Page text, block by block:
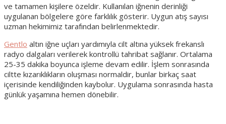
ve tamamen kişilere özeldir. Kullanılan iğnenin derinliği
uygulanan bölgelere göre farklılık gösterir. Uygun atış sayısı
uzman hekimimiz tarafından belirlenmektedir.
Gentlo altın iğne uçları yardımıyla cilt altına yüksek frekanslı
radyo dalgaları verilerek kontrollü tahribat sağlanır. Ortalama
25-35 dakika boyunca işleme devam edilir. İşlem sonrasında
ciltte kızarıklıkların oluşması normaldir, bunlar birkaç saat
içerisinde kendiliğinden kaybolur. Uygulama sonrasında hasta
günlük yaşamına hemen dönebilir.